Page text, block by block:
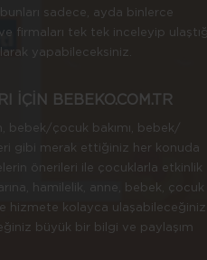
sadece, ayda binlerce
firmaları tek tek inceleyip
yapabileceksiniz.
İÇİN BEBEKO.COM.TR
bebek/çocuk bakımı, bebek/
gibi merak ettiğiniz her konuda
önerileri ile çocuklarla etkinlik
hamilelik, anne, bebek, çocuk
hizmete kolayca ulaşabileceğiniz
büyük bir bilgi ve paylaşım